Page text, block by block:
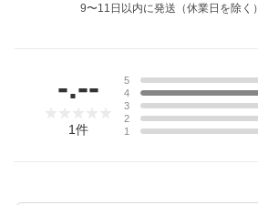
9〜11日以内に発送（休業日を除く）
-.--
1件
5
4
3
2
1